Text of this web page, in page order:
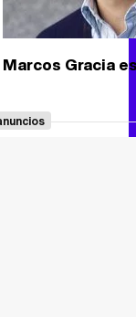
Marcos Gracia